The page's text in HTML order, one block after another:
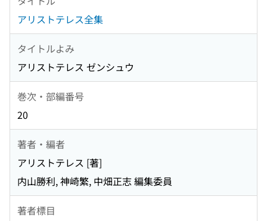
アリストテレス全集
タイトルよみ
アリストテレス ゼンシュウ
巻次・部編番号
20
著者・編者
アリストテレス [著]
内山勝利, 神崎繁, 中畑正志 編集委員
著者標目